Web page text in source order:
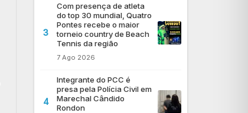
3
Com presença de atleta
do top 30 mundial, Quatro
Pontes recebe o maior
torneio country de Beach
Tennis da região
7 Ago 2026
4
Integrante do PCC é
presa pela Polícia Civil em
Marechal Cândido
Rondon